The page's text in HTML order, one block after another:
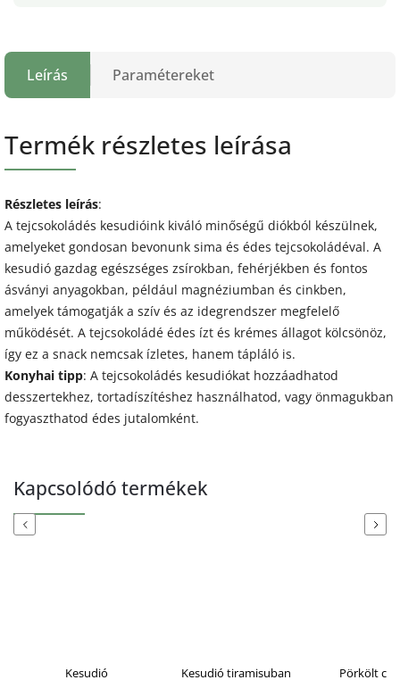
Leírás Paramétereket
Termék részletes leírása
Részletes leírás:
A tejcsokoládés kesudióink kiváló minőségű diókból készülnek,
amelyeket gondosan bevonunk sima és édes tejcsokoládéval. A
kesudió gazdag egészséges zsírokban, fehérjékben és fontos
ásványi anyagokban, például magnéziumban és cinkben,
amelyek támogatják a szív és az idegrendszer megfelelő
működését. A tejcsokoládé édes ízt és krémes állagot kölcsönöz,
így ez a snack nemcsak ízletes, hanem tápláló is.
Konyhai tipp: A tejcsokoládés kesudiókat hozzáadhatod
desszertekhez, tortadíszítéshez használhatod, vagy önmagukban
fogyaszthatod édes jutalomként.
Kapcsolódó termékek
Previous
Kesudió
Kesudió tiramisuban
Pörkölt
Next